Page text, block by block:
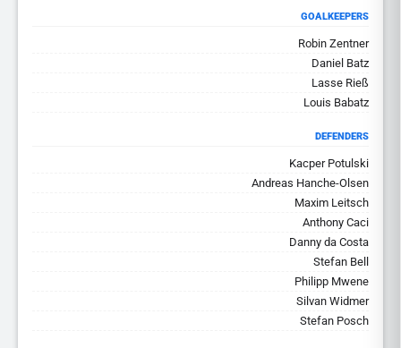
GOALKEEPERS
Robin Zentner
Daniel Batz
Lasse Rieß
Louis Babatz
DEFENDERS
Kacper Potulski
Andreas Hanche-Olsen
Maxim Leitsch
Anthony Caci
Danny da Costa
Stefan Bell
Philipp Mwene
Silvan Widmer
Stefan Posch